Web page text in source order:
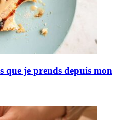
que je prends depuis mon